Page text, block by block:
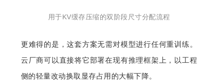
用于KV缓存压缩的双阶段尺寸分配流程
更难得的是，这套方案无需对模型进行任何重训练。
云厂商可以直接将它部署在现有推理框架上，以工程
侧的轻量改动换取显存占用的大幅下降。